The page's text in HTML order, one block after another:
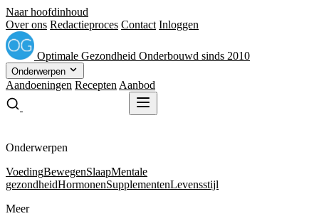
Naar hoofdinhoud
Over ons Redactieproces Contact Inloggen
Optimale Gezondheid Onderbouwd sinds 2010
Onderwerpen
Aandoeningen Recepten Aanbod
Onderwerpen
VoedingBewegenSlaapMentale
gezondheidHormonenSupplementenLevensstijl
Meer